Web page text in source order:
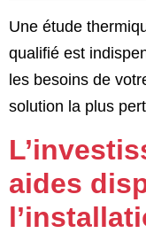
Une étude
qualifié est
les besoins de
solution la plus
aides